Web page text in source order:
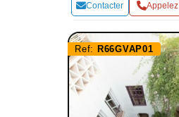
Contacter Appelez
Ref: R66GVAP01